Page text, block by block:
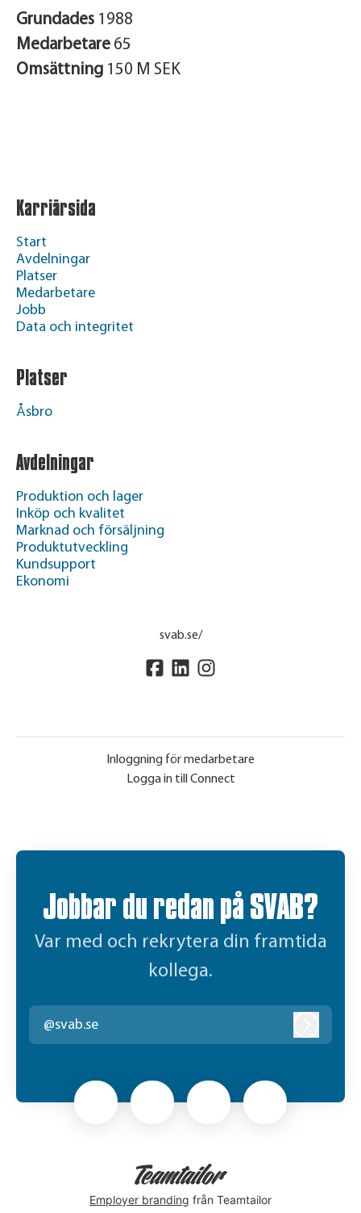
Grundades 1988
Medarbetare 65
Omsättning 150 M SEK
Karriärsida
Start
Avdelningar
Platser
Medarbetare
Jobb
Data och integritet
Platser
Åsbro
Avdelningar
Produktion och lager
Inköp och kvalitet
Marknad och försäljning
Produktutveckling
Kundsupport
Ekonomi
svab.se/
Inloggning för medarbetare
Logga in till Connect
Jobbar du redan på SVAB?
Var med och rekrytera din framtida
kollega.
@svab.se
Employer branding från Teamtailor